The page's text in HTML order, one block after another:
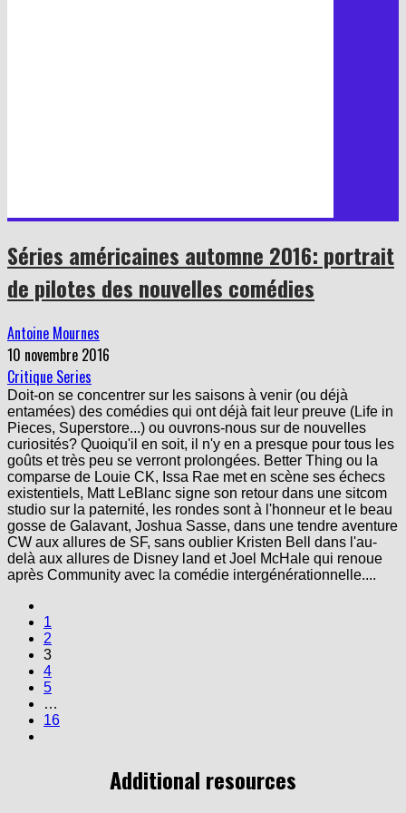
Séries américaines automne 2016: portrait
de pilotes des nouvelles comédies
Antoine Mournes
10 novembre 2016
Critique Series
Doit-on se concentrer sur les saisons à venir (ou déjà
entamées) des comédies qui ont déjà fait leur preuve (Life in
Pieces, Superstore...) ou ouvrons-nous sur de nouvelles
curiosités? Quoiqu'il en soit, il n'y en a presque pour tous les
goûts et très peu se verront prolongées. Better Thing ou la
comparse de Louie CK, Issa Rae met en scène ses échecs
existentiels, Matt LeBlanc signe son retour dans une sitcom
studio sur la paternité, les rondes sont à l'honneur et le beau
gosse de Galavant, Joshua Sasse, dans une tendre aventure
CW aux allures de SF, sans oublier Kristen Bell dans l'au-
delà aux allures de Disney land et Joel McHale qui renoue
après Community avec la comédie intergénérationnelle....
1
2
3
4
5
…
16
Additional resources